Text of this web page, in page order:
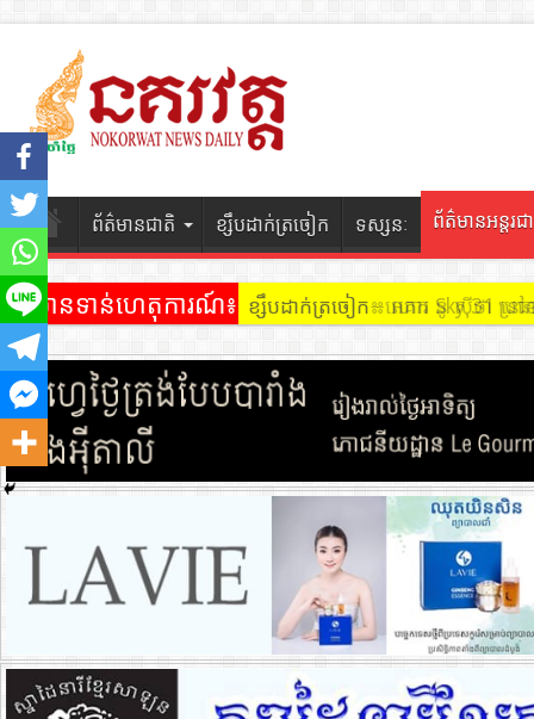
ព័ត៌មានជាតិ ខ្សឹបដាក់ត្រចៀក ទស្សនៈ ព័ត៌មានអន្តរជ
ព័ត៌មានទាន់ហេតុការណ៍៖ ខ្សឹបដាក់ត្រចៀក ៖ អគារ Sky 31